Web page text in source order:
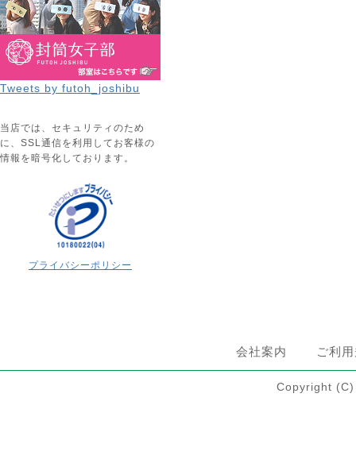
Tweets by futoh_joshibu
当店では、セキュリティのため
に、SSL通信を利用してお客様の
情報を暗号化しております。
プライバシーポリシー
会社案内 ご利
Copyright